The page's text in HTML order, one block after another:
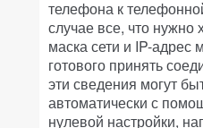
телефона к
случае все, что нужно
маска сети и IP-адрес
готового принять
эти сведения могут
автоматически с
нулевой настройки,